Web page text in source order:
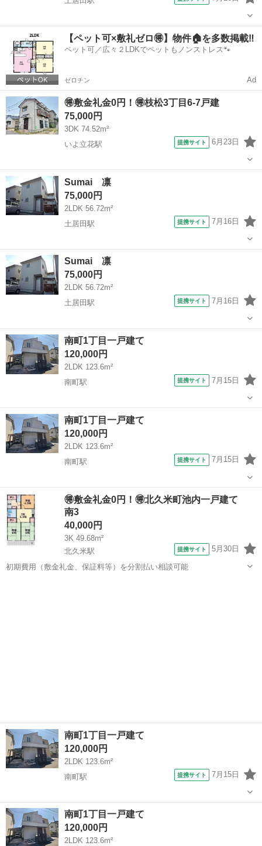
土居田駅 一戸建て
【ペット可×敷礼ゼロ🉐】物件🏠を多数掲載‼️
ペット可／広々２LDKでペットもノンストレス🐾
ゼロチン Ad
🉐敷金礼金0円！🉐枝松3丁目6-7戸建
75,000円
3DK 74.52m²
いよ立花駅
提携サイト 6月23日
愛媛 松山市 いよ立花駅
Sumai 凛
75,000円
2LDK 56.72m²
土居田駅
提携サイト 7月16日
愛媛 松山市 土居田駅
Sumai 凛
75,000円
2LDK 56.72m²
土居田駅
提携サイト 7月16日
愛媛 松山市 土居田駅 一戸建て
南町1丁目一戸建て
120,000円
2LDK 123.6m²
南町駅
提携サイト 7月15日
愛媛 松山市 南町駅 一戸建て
南町1丁目一戸建て
120,000円
2LDK 123.6m²
南町駅
提携サイト 7月15日
愛媛 南町駅 一戸建て
🉐敷金礼金0円！🉐北久米町池内一戸建て
南3
40,000円
3K 49.68m²
北久米駅
提携サイト 5月30日
初期費用（敷金礼金、保証料等）を分割払い相談可能
南町1丁目一戸建て
120,000円
2LDK 123.6m²
南町駅
提携サイト 7月15日
愛媛 松山市 南町駅 一戸建て
南町1丁目一戸建て
120,000円
2LDK 123.6m²